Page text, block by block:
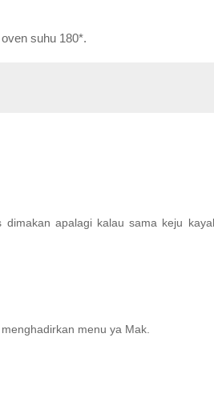
suhu 180*.
apalagi kalau sama keju
menu ya Mak.